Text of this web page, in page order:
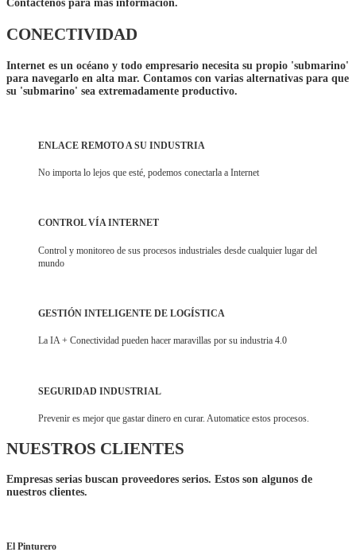
Contáctenos para más información.
CONECTIVIDAD
Internet es un océano y todo empresario necesita su propio 'submarino'
para navegarlo en alta mar. Contamos con varias alternativas para que
su 'submarino' sea extremadamente productivo.
ENLACE REMOTO A SU INDUSTRIA
No importa lo lejos que esté, podemos conectarla a Internet
CONTROL VÍA INTERNET
Control y monitoreo de sus procesos industriales desde cualquier lugar del
mundo
GESTIÓN INTELIGENTE DE LOGÍSTICA
La IA + Conectividad pueden hacer maravillas por su industria 4.0
SEGURIDAD INDUSTRIAL
Prevenir es mejor que gastar dinero en curar. Automatice estos procesos.
NUESTROS CLIENTES
Empresas serias buscan proveedores serios. Estos son algunos de
nuestros clientes.
El Pinturero